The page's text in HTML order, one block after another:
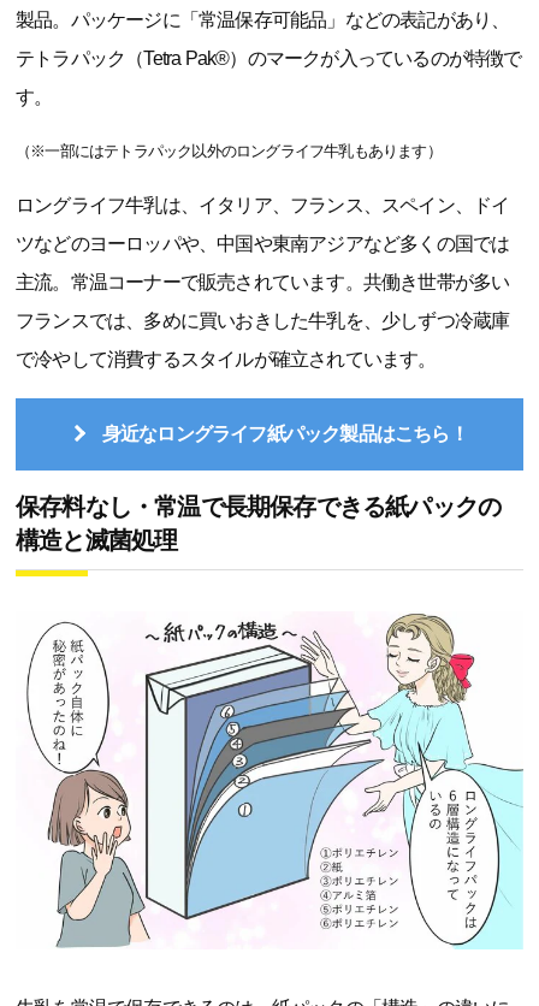
製品。パッケージに「常温保存可能品」などの表記があり、
テトラパック（Tetra Pak®）のマークが入っているのが特徴で
す。
（※一部にはテトラパック以外のロングライフ牛乳もあります）
ロングライフ牛乳は、イタリア、フランス、スペイン、ドイ
ツなどのヨーロッパや、中国や東南アジアなど多くの国では
主流。常温コーナーで販売されています。共働き世帯が多い
フランスでは、多めに買いおきした牛乳を、少しずつ冷蔵庫
で冷やして消費するスタイルが確立されています。
身近なロングライフ紙パック製品はこちら！
保存料なし・常温で長期保存できる紙パックの
構造と滅菌処理